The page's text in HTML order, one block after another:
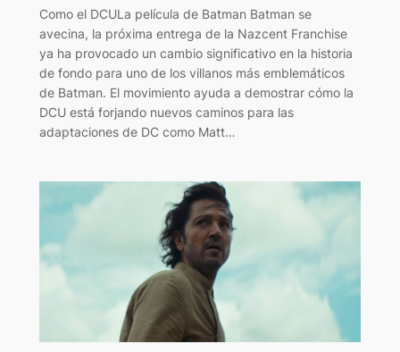
Como el DCULa película de Batman Batman se
avecina, la próxima entrega de la Nazcent Franchise
ya ha provocado un cambio significativo en la historia
de fondo para uno de los villanos más emblemáticos
de Batman. El movimiento ayuda a demostrar cómo la
DCU está forjando nuevos caminos para las
adaptaciones de DC como Matt…